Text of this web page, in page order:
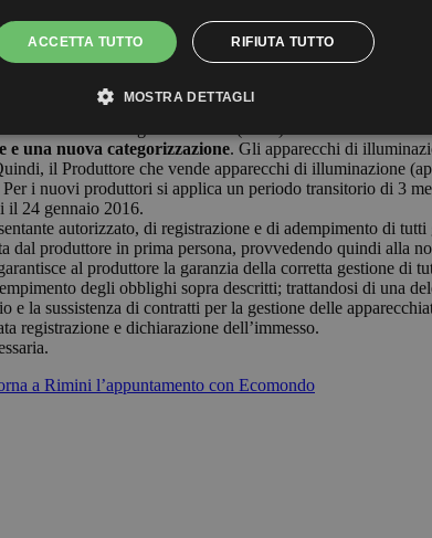
tedesco apparecchiature elettriche ed elettroniche. Il
sostanziali novità e, di conseguenza, anche delle
. Ovvero, il produttore che ha sede in Italia e che vende
degli obblighi che ricadono sul produttore ai sensi della
confronti del registro tedesco (EAR).
una nuova categorizzazione. Gli apparecchi di
il Produttore che vende apparecchi di illuminazione
i nuovi produttori si applica un periodo transitorio di 3
il 24 gennaio 2016.
autorizzato, di registrazione e di adempimento di
dal produttore in prima persona, provvedendo quindi alla
al produttore la garanzia della corretta gestione di
degli obblighi sopra descritti; trattandosi di una
la sussistenza di contratti per la gestione delle
registrazione e dichiarazione dell’immesso.
a Rimini l’appuntamento con Ecomondo
ACCETTA TUTTO RIFIUTA TUTTO
MOSTRA DETTAGLI